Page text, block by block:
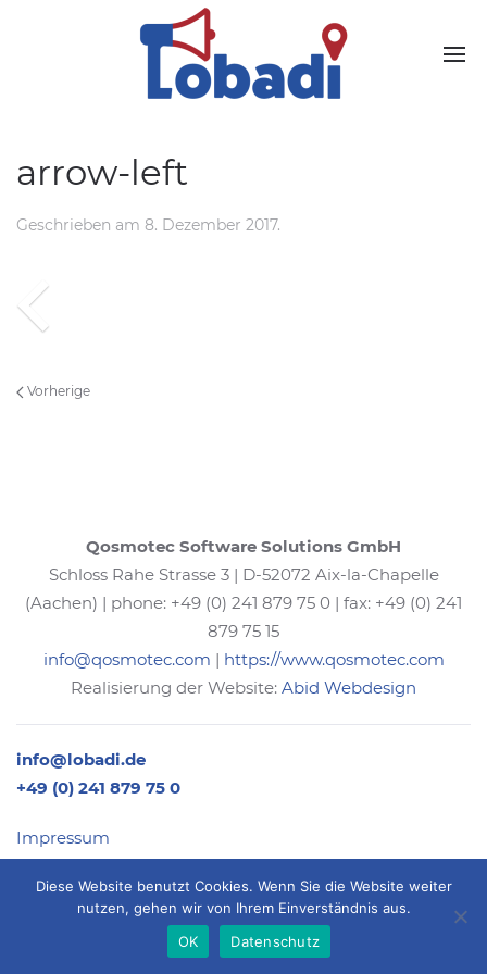
arrow-left
Geschrieben am 8. Dezember 2017.
Vorherige
Qosmotec Software Solutions GmbH
Schloss Rahe Strasse 3 | D-52072 Aix-la-Chapelle
(Aachen) | phone: +49 (0) 241 879 75 0 | fax: +49 (0) 241
879 75 15
info@qosmotec.com | https://www.qosmotec.com
Realisierung der Website: Abid Webdesign
info@lobadi.de
+49 (0) 241 879 75 0
Impressum
Datenschutz
Disclaimer
Diese Website benutzt Cookies. Wenn Sie die Website weiter
nutzen, gehen wir von Ihrem Einverständnis aus.
OK
Datenschutz